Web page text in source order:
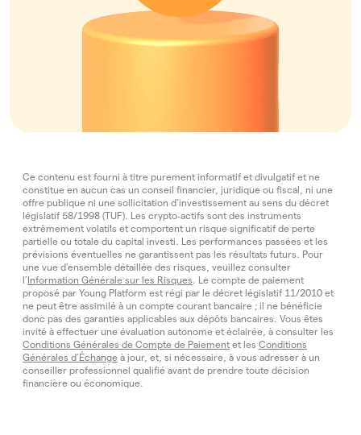
Ce contenu est fourni à titre purement informatif et divulgatif et ne
constitue en aucun cas un conseil financier, juridique ou fiscal, ni une
offre publique ni une sollicitation d’investissement au sens du décret
législatif 58/1998 (TUF). Les crypto‑actifs sont des instruments
extrêmement volatils et comportent un risque significatif de perte
partielle ou totale du capital investi. Les performances passées et les
prévisions éventuelles ne garantissent pas les résultats futurs. Pour
une vue d’ensemble détaillée des risques, veuillez consulter
l’Information Générale sur les Risques. Le compte de paiement
proposé par Young Platform est régi par le décret législatif 11/2010 et
ne peut être assimilé à un compte courant bancaire ; il ne bénéficie
donc pas des garanties applicables aux dépôts bancaires. Vous êtes
invité à effectuer une évaluation autonome et éclairée, à consulter les
Conditions Générales de Compte de Paiement et les Conditions
Générales d’Échange à jour, et, si nécessaire, à vous adresser à un
conseiller professionnel qualifié avant de prendre toute décision
financière ou économique.